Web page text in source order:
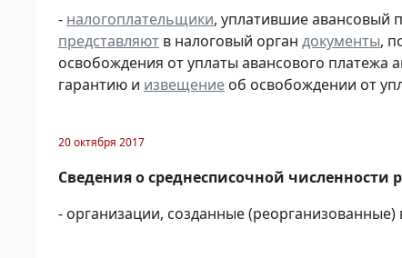
- налогоплательщики, уплатившие авансовый
представляют в налоговый орган документы,
освобождения от уплаты авансового платежа
гарантию и извещение об освобождении от
20 октября 2017
Сведения о среднесписочной численности
- организации, созданные (реорганизованные)